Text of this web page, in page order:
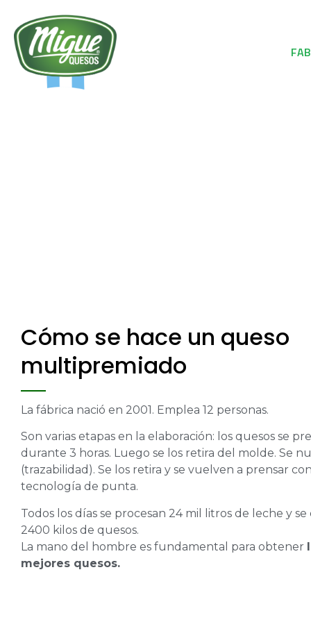
Cómo se hace un queso
multipremiado
La fábrica nació en 2001. Emplea 12 personas.
Son varias etapas en la elaboración: los quesos se
durante 3 horas. Luego se los retira del molde. Se
(trazabilidad). Se los retira y se vuelven a prensar
tecnología de punta.
Todos los días se procesan 24 mil litros de leche y
2400 kilos de quesos.
La mano del hombre es fundamental para obtener
mejores quesos.